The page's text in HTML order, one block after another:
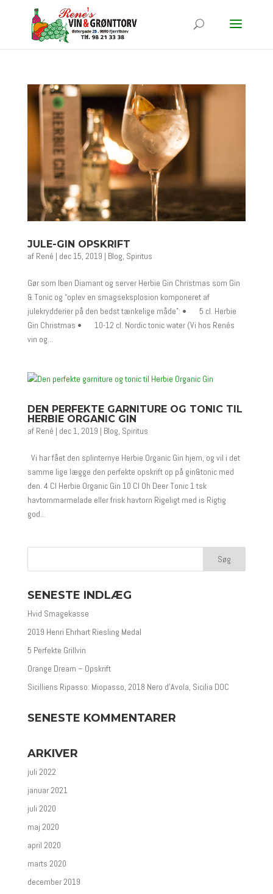
JULE-GIN OPSKRIFT
af René | dec 15, 2019 | Blog, Spiritus
Gør som Iben Diamant og server Herbie Gin Christmas som Gin
& Tonic og “oplev en smagseksplosion komponeret af
julekrydderier på den bedst tænkelige måde”: • 5 cl. Herbie
Gin Christmas • 10-12 cl. Nordic tonic water (Vi hos Renés
vin og...
DEN PERFEKTE GARNITURE OG TONIC TIL
HERBIE ORGANIC GIN
af René | dec 1, 2019 | Blog, Spiritus
Vi har fået den splinternye Herbie Organic Gin hjem, og vil i det
samme lige lægge den perfekte opskrift op på gin&tonic med
den. 4 Cl Herbie Organic Gin 10 Cl Oh Deer Tonic 1 tsk
havtornmarmelade eller frisk havtorn Rigeligt med is Rigtig
god...
SENESTE INDLÆG
Hvid Smagekasse
2019 Henri Ehrhart Riesling Medal
5 Perfekte Grillvin
Orange Dream – Opskrift
Sicilliens Ripasso: Miopasso, 2018 Nero d’Avola, Sicilia DOC
SENESTE KOMMENTARER
ARKIVER
juli 2022
januar 2021
juli 2020
maj 2020
april 2020
marts 2020
december 2019